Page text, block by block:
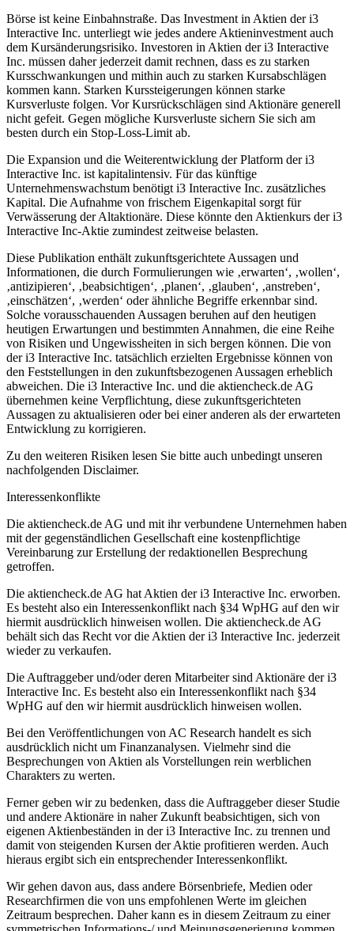
Börse ist keine Einbahnstraße. Das Investment in Aktien der i3
Interactive Inc. unterliegt wie jedes andere Aktieninvestment auch
dem Kursänderungsrisiko. Investoren in Aktien der i3 Interactive
Inc. müssen daher jederzeit damit rechnen, dass es zu starken
Kursschwankungen und mithin auch zu starken Kursabschlägen
kommen kann. Starken Kurssteigerungen können starke
Kursverluste folgen. Vor Kursrückschlägen sind Aktionäre generell
nicht gefeit. Gegen mögliche Kursverluste sichern Sie sich am
besten durch ein Stop-Loss-Limit ab.
Die Expansion und die Weiterentwicklung der Platform der i3
Interactive Inc. ist kapitalintensiv. Für das künftige
Unternehmenswachstum benötigt i3 Interactive Inc. zusätzliches
Kapital. Die Aufnahme von frischem Eigenkapital sorgt für
Verwässerung der Altaktionäre. Diese könnte den Aktienkurs der i3
Interactive Inc-Aktie zumindest zeitweise belasten.
Diese Publikation enthält zukunftsgerichtete Aussagen und
Informationen, die durch Formulierungen wie ‚erwarten‘, ‚wollen‘,
‚antizipieren‘, ‚beabsichtigen‘, ‚planen‘, ‚glauben‘, ‚anstreben‘,
‚einschätzen‘, ‚werden‘ oder ähnliche Begriffe erkennbar sind.
Solche vorausschauenden Aussagen beruhen auf den heutigen
heutigen Erwartungen und bestimmten Annahmen, die eine Reihe
von Risiken und Ungewissheiten in sich bergen können. Die von
der i3 Interactive Inc. tatsächlich erzielten Ergebnisse können von
den Feststellungen in den zukunftsbezogenen Aussagen erheblich
abweichen. Die i3 Interactive Inc. und die aktiencheck.de AG
übernehmen keine Verpflichtung, diese zukunftsgerichteten
Aussagen zu aktualisieren oder bei einer anderen als der erwarteten
Entwicklung zu korrigieren.
Zu den weiteren Risiken lesen Sie bitte auch unbedingt unseren
nachfolgenden Disclaimer.
Interessenkonflikte
Die aktiencheck.de AG und mit ihr verbundene Unternehmen haben
mit der gegenständlichen Gesellschaft eine kostenpflichtige
Vereinbarung zur Erstellung der redaktionellen Besprechung
getroffen.
Die aktiencheck.de AG hat Aktien der i3 Interactive Inc. erworben.
Es besteht also ein Interessenkonflikt nach §34 WpHG auf den wir
hiermit ausdrücklich hinweisen wollen. Die aktiencheck.de AG
behält sich das Recht vor die Aktien der i3 Interactive Inc. jederzeit
wieder zu verkaufen.
Die Auftraggeber und/oder deren Mitarbeiter sind Aktionäre der i3
Interactive Inc. Es besteht also ein Interessenkonflikt nach §34
WpHG auf den wir hiermit ausdrücklich hinweisen wollen.
Bei den Veröffentlichungen von AC Research handelt es sich
ausdrücklich nicht um Finanzanalysen. Vielmehr sind die
Besprechungen von Aktien als Vorstellungen rein werblichen
Charakters zu werten.
Ferner geben wir zu bedenken, dass die Auftraggeber dieser Studie
und andere Aktionäre in naher Zukunft beabsichtigen, sich von
eigenen Aktienbeständen in der i3 Interactive Inc. zu trennen und
damit von steigenden Kursen der Aktie profitieren werden. Auch
hieraus ergibt sich ein entsprechender Interessenkonflikt.
Wir gehen davon aus, dass andere Börsenbriefe, Medien oder
Researchfirmen die von uns empfohlenen Werte im gleichen
Zeitraum besprechen. Daher kann es in diesem Zeitraum zu einer